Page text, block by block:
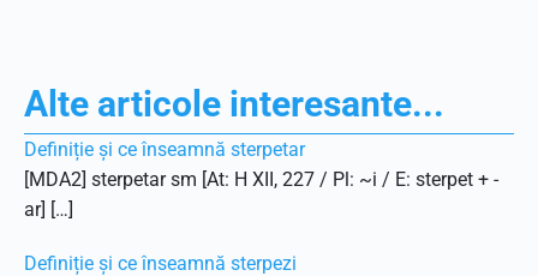
Alte articole interesante...
Definiție și ce înseamnă sterpetar
[MDA2] sterpetar sm [At: H XII, 227 / Pl: ~i / E: sterpet + -
ar] […]
Definiție și ce înseamnă sterpezi